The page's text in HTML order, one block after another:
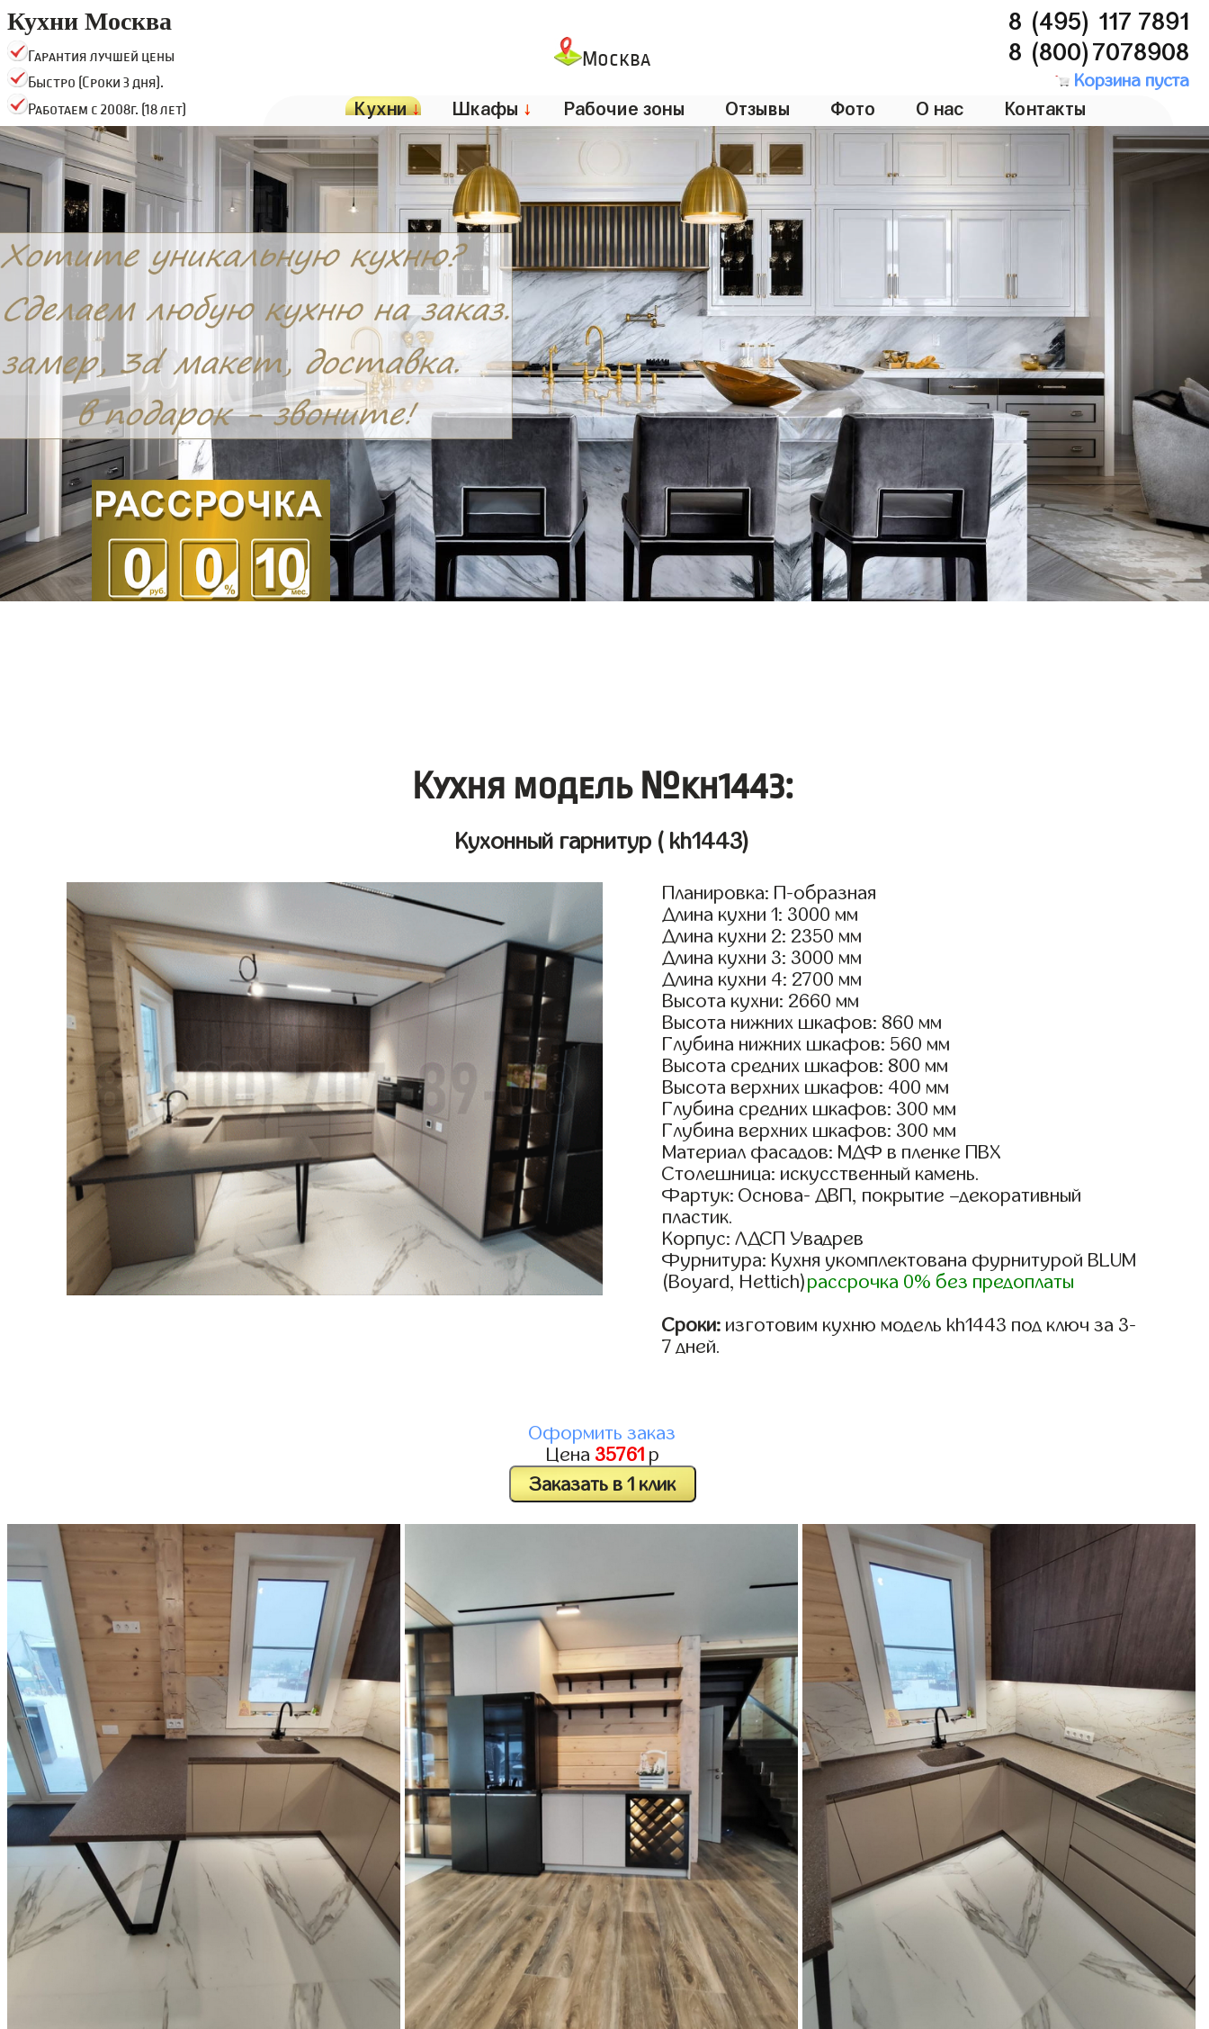
Кухни Москва
Гарантия лучшей цены
Быстро (Сроки 3 дня).
Работаем с 2008г. (18 лет)
Москва
8 (495) 117 7891
8 (800)7078908
Корзина пуста
Кухни↓ Шкафы ↓ Рабочие зоны Отзывы Фото О нас Контакты
Кухня модель №kh1443:
Кухонный гарнитур ( kh1443)
Планировка: П-образная
Длина кухни 1: 3000 мм
Длина кухни 2: 2350 мм
Длина кухни 3: 3000 мм
Длина кухни 4: 2700 мм
Высота кухни: 2660 мм
Высота нижних шкафов: 860 мм
Глубина нижних шкафов: 560 мм
Высота средних шкафов: 800 мм
Высота верхних шкафов: 400 мм
Глубина средних шкафов: 300 мм
Глубина верхних шкафов: 300 мм
Материал фасадов: МДФ в пленке ПВХ
Столешница: искусственный камень.
Фартук: Основа- ДВП, покрытие –декоративный
пластик.
Корпус: ЛДСП Увадрев
Фурнитура: Кухня укомплектована фурнитурой BLUM
(Boyard, Hettich)рассрочка 0% без предоплаты
Сроки: изготовим кухню модель kh1443 под ключ за 3-
7 дней.
Оформить заказ
Цена 35761 р
Заказать в 1 клик